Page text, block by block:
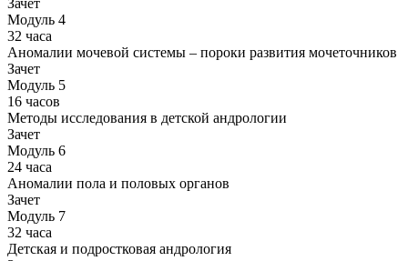
Зачет
Модуль 4
32 часа
Аномалии мочевой системы – пороки развития мочеточников
Зачет
Модуль 5
16 часов
Методы исследования в детской андрологии
Зачет
Модуль 6
24 часа
Аномалии пола и половых органов
Зачет
Модуль 7
32 часа
Детская и подростковая андрология